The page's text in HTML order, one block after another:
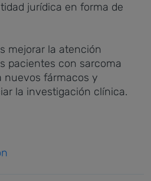
jurídica en forma de
mejorar la atención
pacientes con sarcoma
nuevos fármacos y
la investigación clínica.